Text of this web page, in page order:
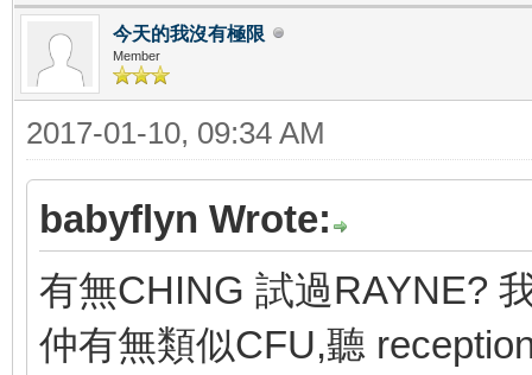
今天的我沒有極限
Member
2017-01-10, 09:34 AM
babyflyn Wrote:
有無CHING 試過RAYNE?
仲有無類似CFU,聽